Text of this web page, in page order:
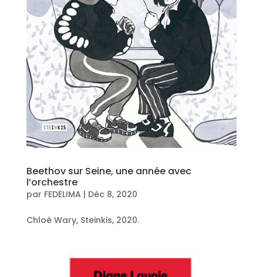
Beethov sur Seine, une année avec
l’orchestre
par FEDELIMA | Déc 8, 2020
Chloé Wary, Steinkis, 2020.